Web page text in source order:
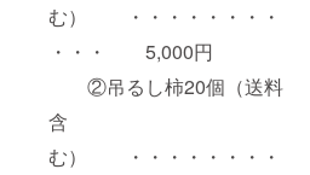
む） ・・・・・・・・
・・・ 5,000円
②吊るし柿20個（送料
含
む） ・・・・・・・・